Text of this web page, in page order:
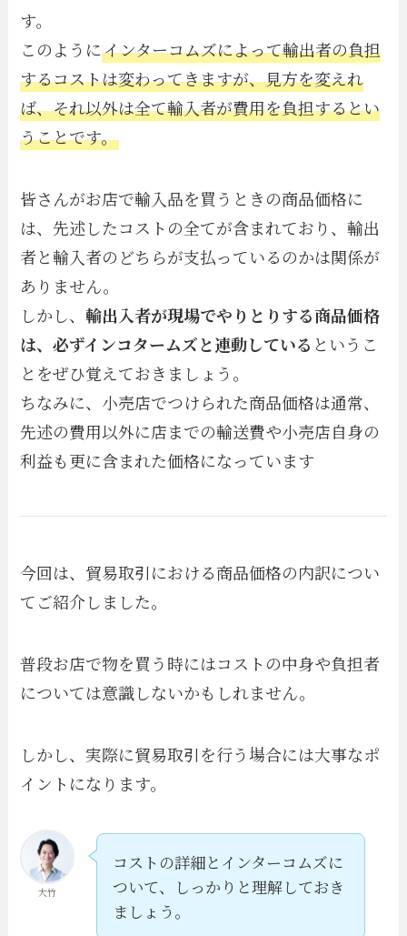
す。
このようにインターコムズによって輸出者の負担
するコストは変わってきますが、見方を変えれ
ば、それ以外は全て輸入者が費用を負担するとい
うことです。
皆さんがお店で輸入品を買うときの商品価格に
は、先述したコストの全てが含まれており、輸出
者と輸入者のどちらが支払っているのかは関係が
ありません。
しかし、輸出入者が現場でやりとりする商品価格
は、必ずインコタームズと連動している というこ
とをぜひ覚えておきましょう。
ちなみに、小売店でつけられた商品価格は通常、
先述の費用以外に店までの輸送費や小売店自身の
利益も更に含まれた価格になっています
今回は、貿易取引における商品価格の内訳につい
てご紹介しました。
普段お店で物を買う時にはコストの中身や負担者
については意識しないかもしれません。
しかし、実際に貿易取引を行う場合には大事なポ
イントになります。
大竹
コストの詳細とインターコムズに
ついて、しっかりと理解しておき
ましょう。